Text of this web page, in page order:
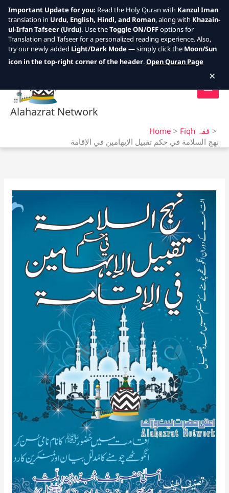
Skip
Alahazrat Network
Home
Fiqh فقہ
نهج السلامة في حكم تقبيل الإبهامين في الإقامة
Important Update for you: Read the Holy Quran with Kanzul Iman
translation in Urdu, English, Hindi, and Roman, along with Khazain-
ul-Irfan Tafseer (Urdu). Use theToggle ON/OFFoptions for
Translation and Tafseer for a personalized reading experience. Also,
try our newly added Light/Dark Mode— simply click the Moon/Sun
icon in the top-right corner of the header.Open Quran Page
×